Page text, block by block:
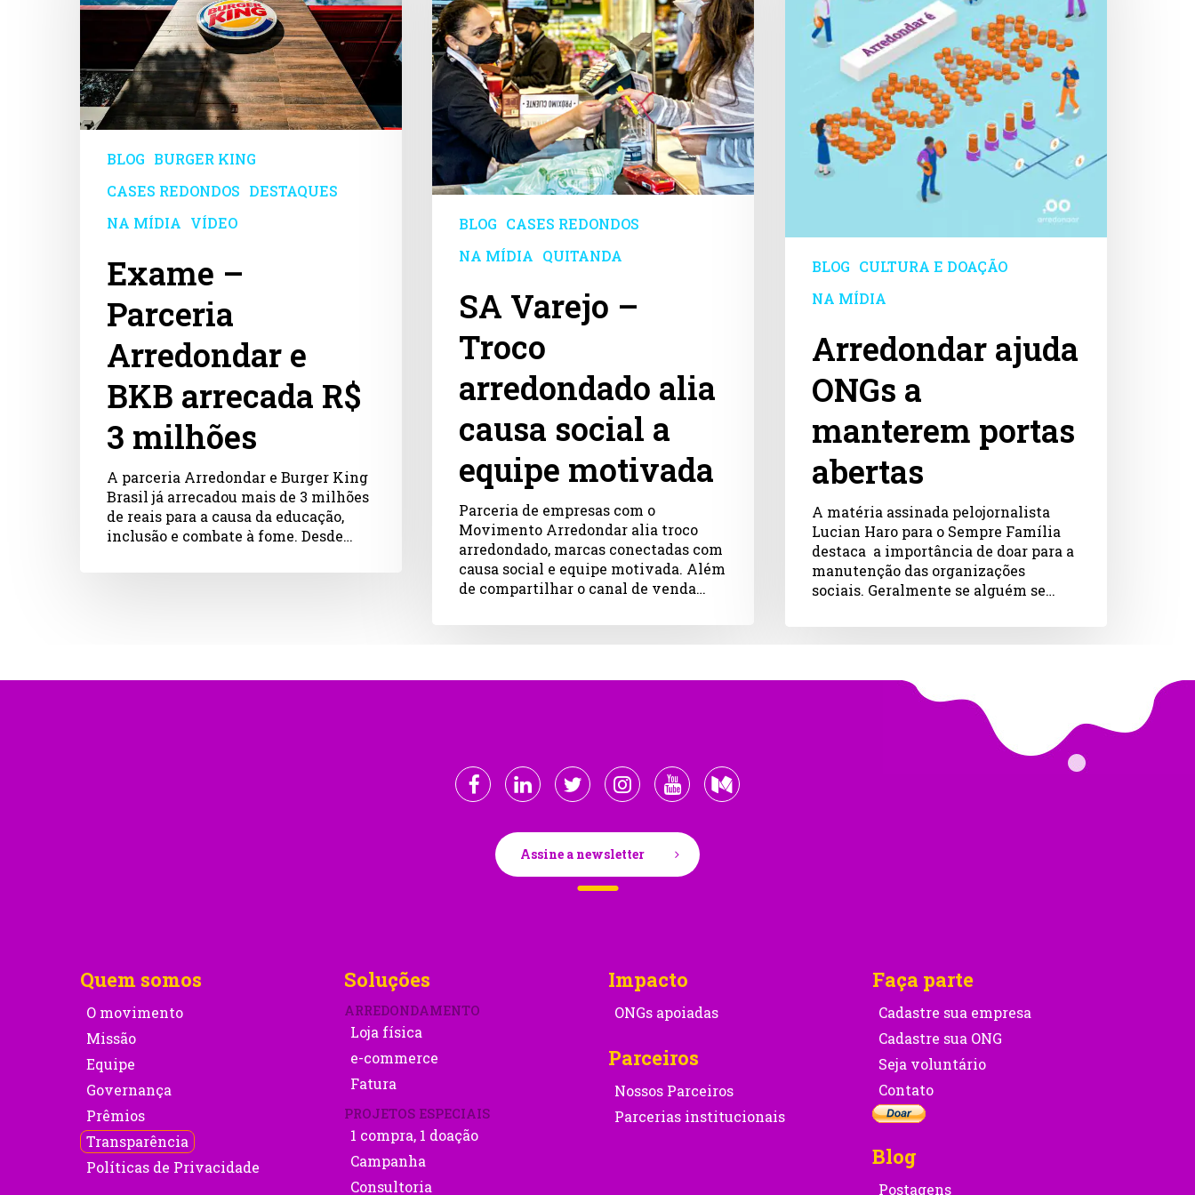
arrecada
3
milhões
BLOG BURGER KING
CASES REDONDOS DESTAQUES
NA MÍDIA VÍDEO
Exame –
Parceria
Arredondar e
BKB arrecada R$
3 milhões
A parceria Arredondar e Burger King
Brasil já arrecadou mais de 3 milhões
de reais para a causa da educação,
inclusão e combate à fome. Desde…
alia
causa
social
a
equipe
motivada
BLOG CASES REDONDOS
NA MÍDIA QUITANDA
SA Varejo –
Troco
arredondado alia
causa social a
equipe motivada
Parceria de empresas com o
Movimento Arredondar alia troco
arredondado, marcas conectadas com
causa social e equipe motivada. Além
de compartilhar o canal de venda…
portas
abertas
BLOG CULTURA E DOAÇÃO
NA MÍDIA
Arredondar ajuda
ONGs a
manterem portas
abertas
A matéria assinada pelojornalista
Lucian Haro para o Sempre Família
destaca a importância de doar para a
manutenção das organizações
sociais. Geralmente se alguém se…
Assine a newsletter
Quem somos
O movimento
Missão
Equipe
Governança
Prêmios
Transparência
Políticas de Privacidade
Soluções
ARREDONDAMENTO
Loja física
e-commerce
Fatura
PROJETOS ESPECIAIS
1 compra, 1 doação
Campanha
Consultoria
Impacto
ONGs apoiadas
Parceiros
Nossos Parceiros
Parcerias institucionais
Faça parte
Cadastre sua empresa
Cadastre sua ONG
Seja voluntário
Contato
Blog
Postagens